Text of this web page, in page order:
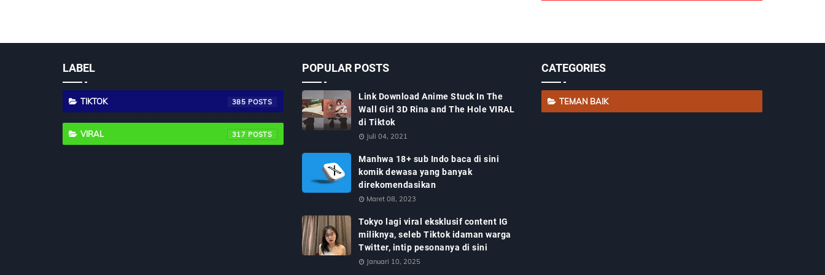
LABEL
TIKTOK 385
VIRAL 317
POPULAR POSTS
Link Download Anime Stuck In The
Wall Girl 3D Rina and The Hole VIRAL
di Tiktok
Juli 04, 2021
Manhwa 18+ sub Indo baca di sini
komik dewasa yang banyak
direkomendasikan
Maret 08, 2023
Tokyo lagi viral eksklusif content IG
miliknya, seleb Tiktok idaman warga
Twitter, intip pesonanya di sini
Januari 10, 2025
CATEGORIES
TEMAN BAIK